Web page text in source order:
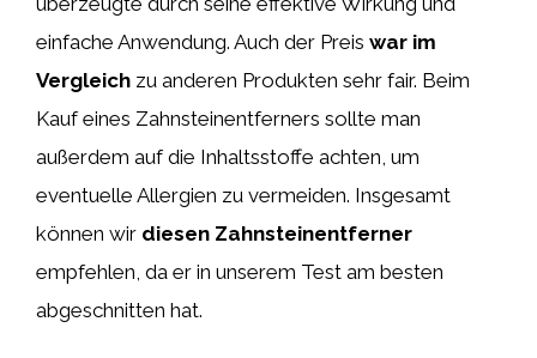
einfache Anwendung. Auch der Preis war im
Vergleich zu anderen Produkten sehr fair. Beim
Kauf eines Zahnsteinentferners sollte man
außerdem auf die Inhaltsstoffe achten, um
eventuelle Allergien zu vermeiden. Insgesamt
können wir diesen Zahnsteinentferner
empfehlen, da er in unserem Test am besten
abgeschnitten hat.